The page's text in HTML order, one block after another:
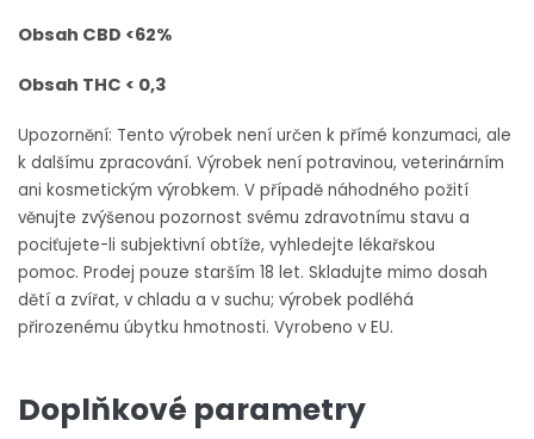
Obsah CBD <62%
Obsah THC < 0,3
Upozornění: Tento výrobek není určen k přímé konzumaci, ale
k dalšímu zpracování. Výrobek není potravinou, veterinárním
ani kosmetickým výrobkem. V případě náhodného požití
věnujte zvýšenou pozornost svému zdravotnímu stavu a
pociťujete-li subjektivní obtíže, vyhledejte lékařskou
pomoc. Prodej pouze starším 18 let. Skladujte mimo dosah
dětí a zvířat, v chladu a v suchu; výrobek podléhá
přirozenému úbytku hmotnosti. Vyrobeno v EU.
Doplňkové parametry